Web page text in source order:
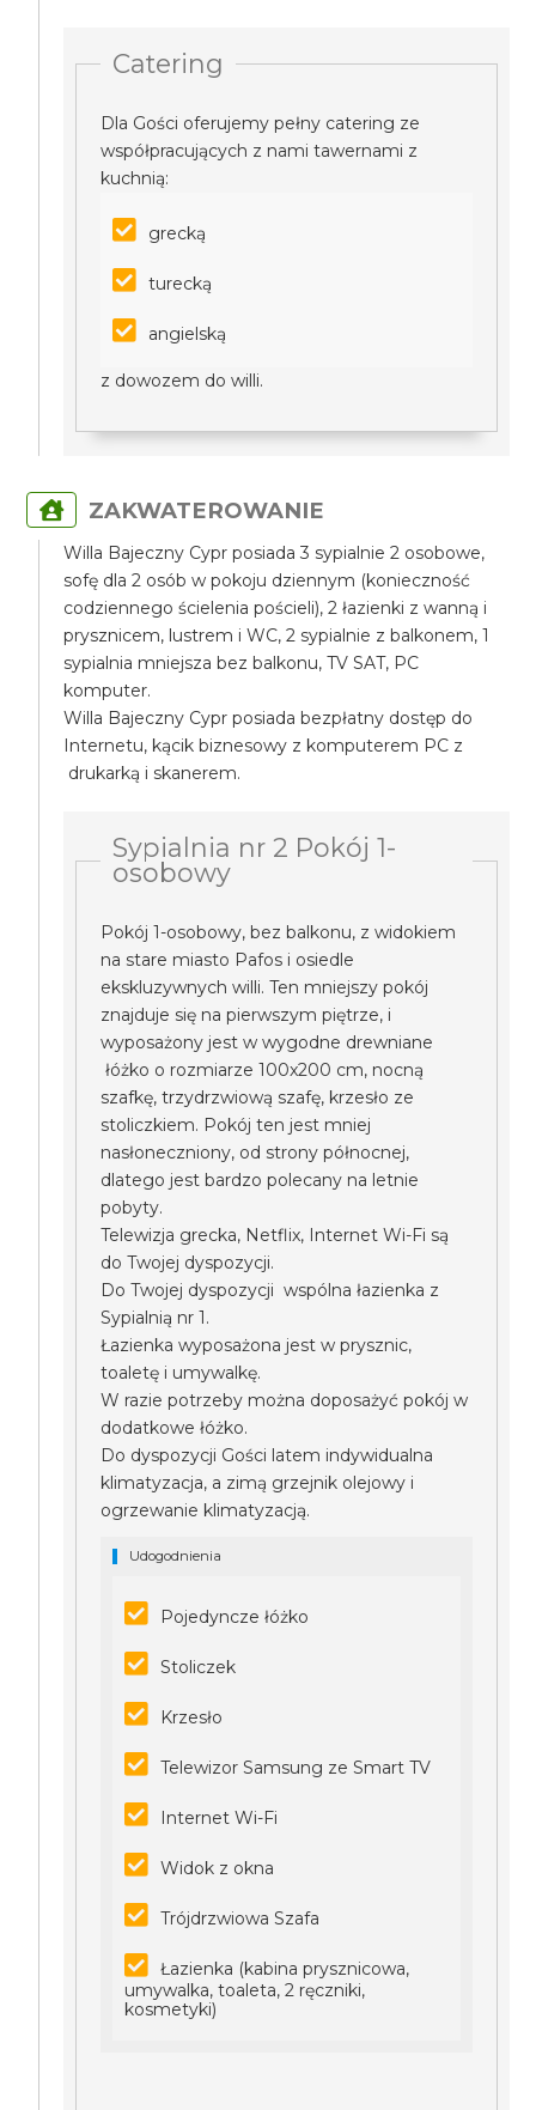
Catering
Dla Gości oferujemy pełny catering ze
współpracujących z nami tawernami z
kuchnią:
grecką
turecką
angielską
z dowozem do willi.
ZAKWATEROWANIE
Willa Bajeczny Cypr posiada 3 sypialnie 2 osobowe,
sofę dla 2 osób w pokoju dziennym (konieczność
codziennego ścielenia pościeli), 2 łazienki z wanną i
prysznicem, lustrem i WC, 2 sypialnie z balkonem, 1
sypialnia mniejsza bez balkonu, TV SAT, PC
komputer.
Willa Bajeczny Cypr posiada bezpłatny dostęp do
Internetu, kącik biznesowy z komputerem PC z
drukarką i skanerem.
Sypialnia nr 2 Pokój 1-
osobowy
Pokój 1-osobowy, bez balkonu, z widokiem
na stare miasto Pafos i osiedle
ekskluzywnych willi. Ten mniejszy pokój
znajduje się na pierwszym piętrze, i
wyposażony jest w wygodne drewniane
łóżko o rozmiarze 100x200 cm, nocną
szafkę, trzydrzwiową szafę, krzesło ze
stoliczkiem. Pokój ten jest mniej
nasłoneczniony, od strony północnej,
dlatego jest bardzo polecany na letnie
pobyty.
Telewizja grecka, Netflix, Internet Wi-Fi są
do Twojej dyspozycji.
Do Twojej dyspozycji wspólna łazienka z
Sypialnią nr 1.
Łazienka wyposażona jest w prysznic,
toaletę i umywalkę.
W razie potrzeby można doposażyć pokój w
dodatkowe łóżko.
Do dyspozycji Gości latem indywidualna
klimatyzacja, a zimą grzejnik olejowy i
ogrzewanie klimatyzacją.
Udogodnienia
Pojedyncze łóżko
Stoliczek
Krzesło
Telewizor Samsung ze Smart TV
Internet Wi-Fi
Widok z okna
Trójdrzwiowa Szafa
Łazienka (kabina prysznicowa,
umywalka, toaleta, 2 ręczniki,
kosmetyki)